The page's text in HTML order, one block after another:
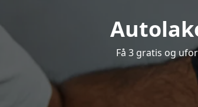
Få 3 gratis og